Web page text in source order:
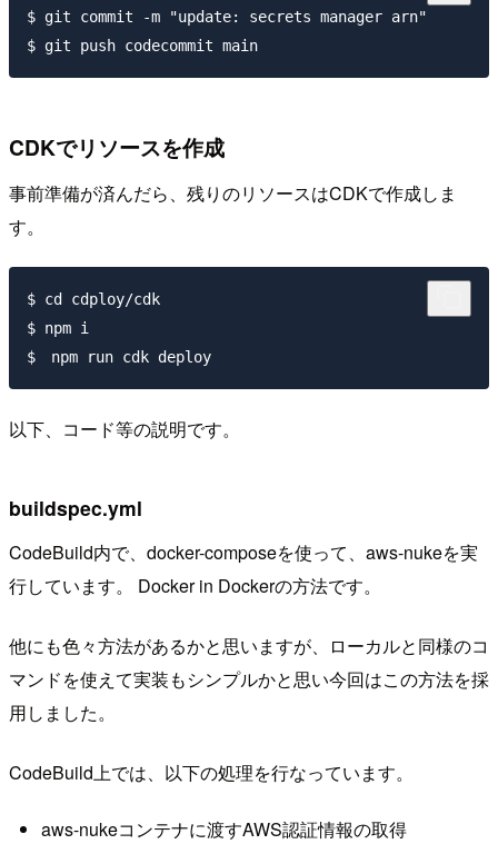
$ git commit -m "update: secrets manager arn"
CDKでリソースを作成
事前準備が済んだら、残りのリソースはCDKで作成しま
す。
$ cd cdploy/cdk
$ npm i
以下、コード等の説明です。
buildspec.yml
CodeBuild内で、docker-composeを使って、aws-nukeを実
行しています。 Docker in Dockerの方法です。
他にも色々方法があるかと思いますが、ローカルと同様のコ
マンドを使えて実装もシンプルかと思い今回はこの方法を採
用しました。
CodeBuild上では、以下の処理を行なっています。
aws-nukeコンテナに渡すAWS認証情報の取得